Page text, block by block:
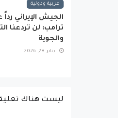
عربية ودولية
الجيش الإيراني
ترامب: لن تردعنا
والجوية
يناير 28, 2026
ليست هناك